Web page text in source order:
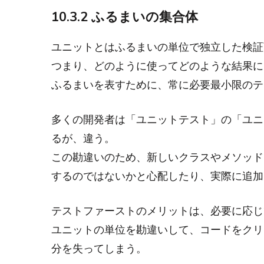
10.3.2 ふるまいの集合体
ユニットとはふるまいの単位で独立した検
つまり、どのように使ってどのような結果
ふるまいを表すために、常に必要最小限の
多くの開発者は「ユニットテスト」の「ユ
るが、違う。
この勘違いのため、新しいクラスやメソッ
するのではないかと心配したり、実際に追
テストファーストのメリットは、必要に応
ユニットの単位を勘違いして、コードをク
分を失ってしまう。